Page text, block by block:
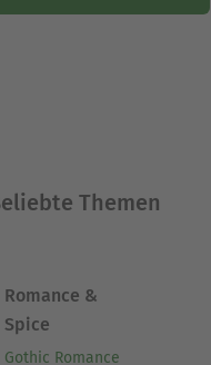
Themen
Romance &
Spice
Gothic Romance